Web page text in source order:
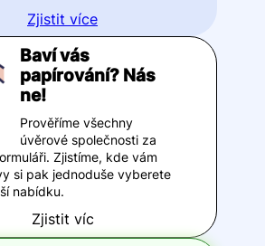
Zjistit více
Baví vás
papírování? Nás
ne!
Prověříme všechny
úvěrové společnosti za
Zjistíme, kde vám
si pak jednoduše vyberete
nabídku.
Zjistit víc